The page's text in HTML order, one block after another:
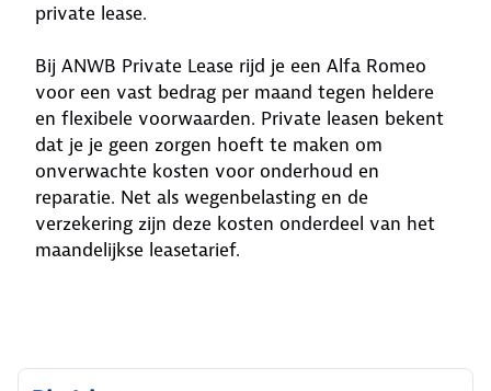
private lease.
Bij ANWB Private Lease rijd je een Alfa Romeo
voor een vast bedrag per maand tegen heldere
en flexibele voorwaarden. Private leasen bekent
dat je je geen zorgen hoeft te maken om
onverwachte kosten voor onderhoud en
reparatie. Net als wegenbelasting en de
verzekering zijn deze kosten onderdeel van het
maandelijkse leasetarief.